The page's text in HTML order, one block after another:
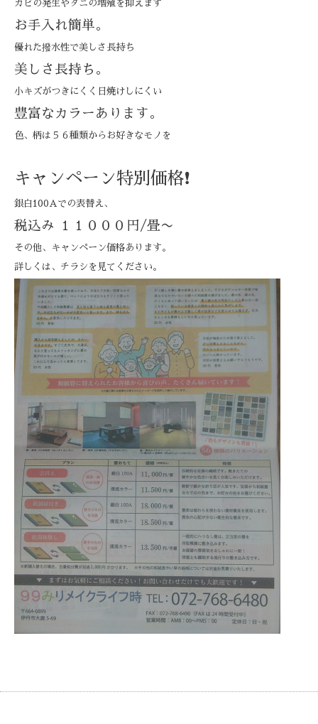
カビの発生やダニの増殖を抑えます
お手入れ簡単。
優れた撥水性で美しさ長持ち
美しさ長持ち。
小キズがつきにくく日焼けしにくい
豊富なカラーあります。
色、柄は５６種類からお好きなモノを
キャンペーン特別価格❗
銀白100Aでの表替え、
税込み １１０００円/畳〜
その他、キャンペーン価格あります。
詳しくは、チラシを見てください。